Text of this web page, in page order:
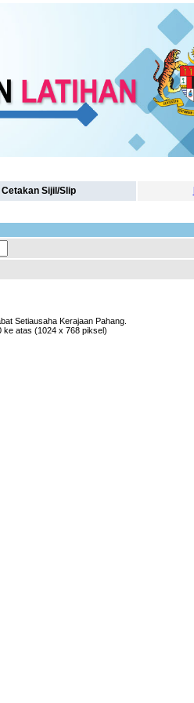
Cetakan Sijil/Slip
Setiausaha Kerajaan Pahang.
ke atas (1024 x 768 piksel)